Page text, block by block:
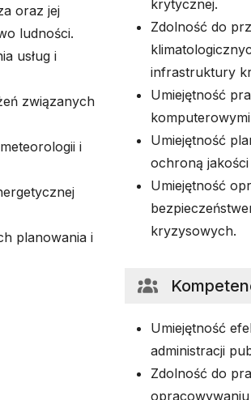
oraz jej
ludności.
usług i
związanych
i
planowania i
krytycznej.
Zdolność do
infrastruktury
Umiejętność
Umiejętność
ochroną
Umiejętność
kryzysowych.
Umiejętność
administracji
Zdolność do